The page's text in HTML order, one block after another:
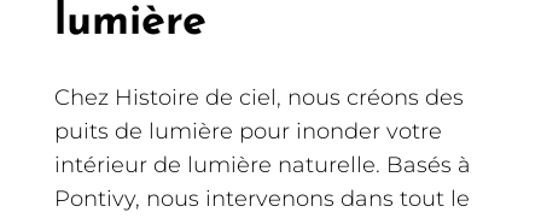
lumière
Chez Histoire de ciel, nous créons des
puits de lumière pour inonder votre
intérieur de lumière naturelle. Basés à
Pontivy, nous intervenons dans tout le